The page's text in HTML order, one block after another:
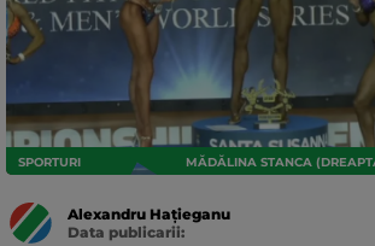
SPORTURI MĂDĂLINA STANCA
Alexandru Hațieganu
Data publicarii: